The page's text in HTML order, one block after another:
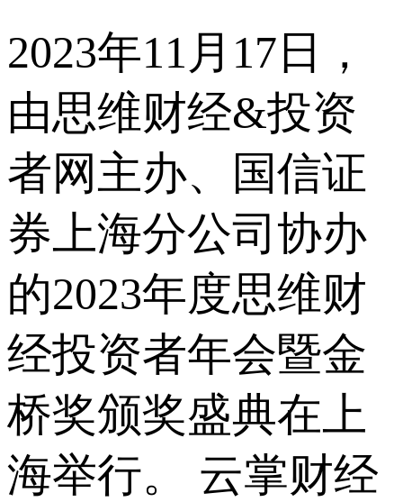
2023年11月17日，
由思维财经&投资
者网主办、国信证
券上海分公司协办
的2023年度思维财
经投资者年会暨金
桥奖颁奖盛典在上
海举行。 云掌财经